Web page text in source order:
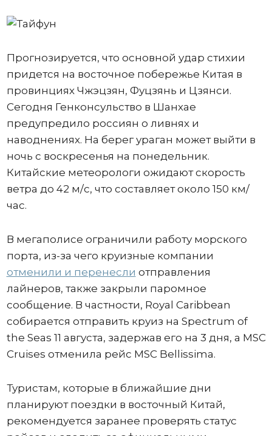
Прогнозируется, что основной удар стихии
придется на восточное побережье Китая в
провинциях Чжэцзян, Фуцзянь и Цзянси.
Сегодня Генконсульство в Шанхае
предупредило россиян о ливнях и
наводнениях. На берег ураган может выйти в
ночь с воскресенья на понедельник.
Китайские метеорологи ожидают скорость
ветра до 42 м/с, что составляет около 150 км/
час.
В мегаполисе ограничили работу морского
порта, из-за чего круизные компании
отменили и перенесли отправления
лайнеров, также закрыли паромное
сообщение. В частности, Royal Caribbean
собирается отправить круиз на Spectrum of
the Seas 11 августа, задержав его на 3 дня, а MSC
Cruises отменила рейс MSC Bellissima.
Туристам, которые в ближайшие дни
планируют поездки в восточный Китай,
рекомендуется заранее проверять статус